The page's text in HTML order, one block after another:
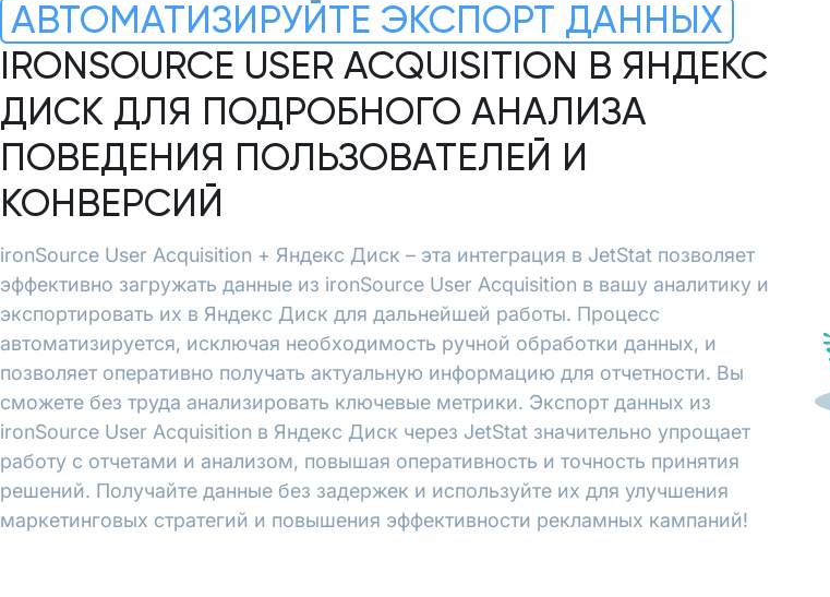
АВТОМАТИЗИРУЙТЕ ЭКСПОРТ ДАННЫХ
IRONSOURCE USER ACQUISITION В ЯНДЕКС
ДИСК ДЛЯ ПОДРОБНОГО АНАЛИЗА
ПОВЕДЕНИЯ ПОЛЬЗОВАТЕЛЕЙ И
КОНВЕРСИЙ
ironSource User Acquisition + Яндекс Диск – эта интеграция в JetStat позволяет
эффективно загружать данные из ironSource User Acquisition в вашу аналитику и
экспортировать их в Яндекс Диск для дальнейшей работы. Процесс
автоматизируется, исключая необходимость ручной обработки данных, и
позволяет оперативно получать актуальную информацию для отчетности. Вы
сможете без труда анализировать ключевые метрики. Экспорт данных из
ironSource User Acquisition в Яндекс Диск через JetStat значительно упрощает
работу с отчетами и анализом, повышая оперативность и точность принятия
решений. Получайте данные без задержек и используйте их для улучшения
маркетинговых стратегий и повышения эффективности рекламных кампаний!